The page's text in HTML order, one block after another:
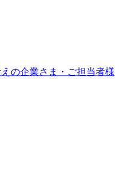
の企業さま・ご担当者様